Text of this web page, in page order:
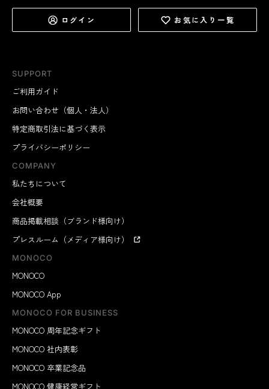
SUPPORT
ご利用ガイド
お問い合わせ（個人・法人）
特定商取引法に基づく表示
プライバシーポリシー
COMPANY
私たちについて
会社概要
商品掲載相談（ブランド様向け）
プレスルーム（メディア様向け）
MONOCO
MONOCO
MONOCO App
MONOCO FOR BUSINESS
MONOCO 周年記念ギフト
MONOCO 社内表彰
MONOCO 卒業記念品
MONOCO 健康経営ギフト
ログイン お気に入り一覧